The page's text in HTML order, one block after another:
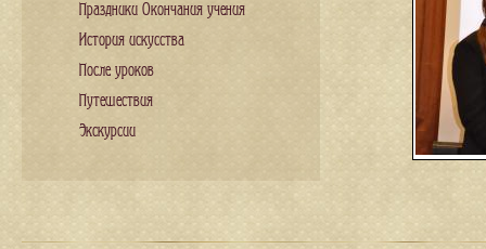
Праздники Окончания учения
История искусства
После уроков
Путешествия
Экскурсии